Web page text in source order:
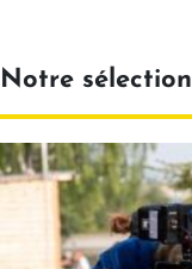
Notre sélection